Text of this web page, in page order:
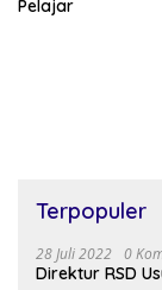
Pelajar
Terpopuler
28 Juli 2022 0
Direktur RSD